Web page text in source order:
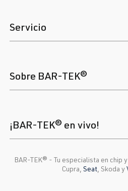
Servicio
Sobre BAR-TEK®
¡BAR-TEK® en vivo!
BAR-TEK®️ - Tu especialista en chip y
Cupra, Seat, Skoda y